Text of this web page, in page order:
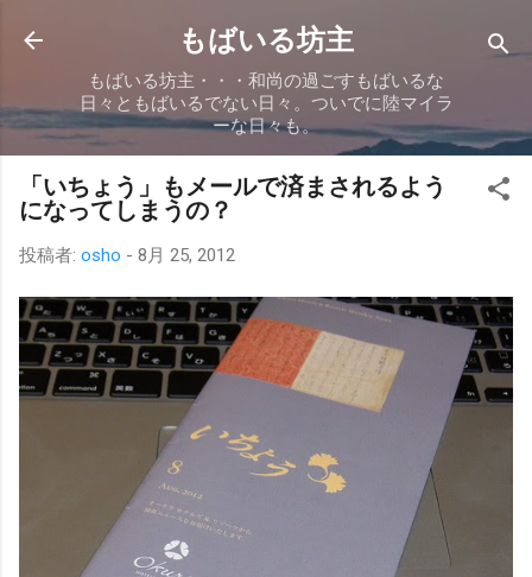
スキップしてメイン コンテンツに移動
もばいる坊主
もばいる坊主・・・和尚の過ごすもばいるな
日々ともばいるでない日々。ついでに陸マイラ
ーな日々も。
「いちょう」もメールで済まされるよう
になってしまうの？
投稿者: osho - 8月 25, 2012